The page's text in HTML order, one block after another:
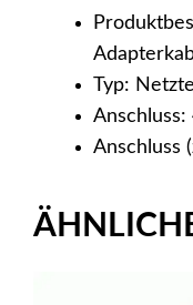
Typ:
Anschluss